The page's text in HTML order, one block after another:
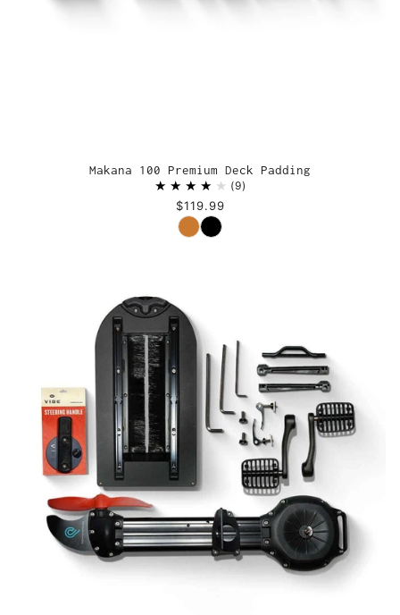
Makana 100 Premium Deck Padding
9
$119.99
Couleur